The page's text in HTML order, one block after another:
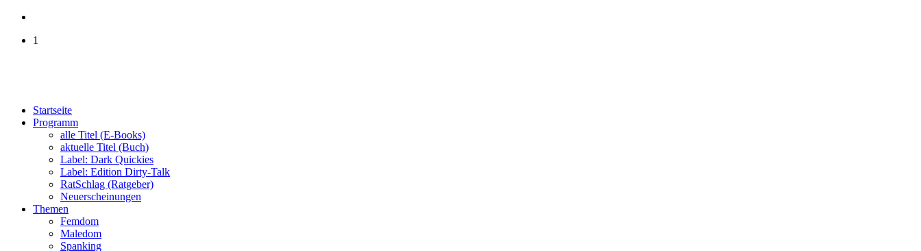
1
Startseite
Programm
alle Titel (E-Books)
aktuelle Titel (Buch)
Label: Dark Quickies
Label: Edition Dirty-Talk
RatSchlag (Ratgeber)
Neuerscheinungen
Themen
Femdom
Maledom
Spanking